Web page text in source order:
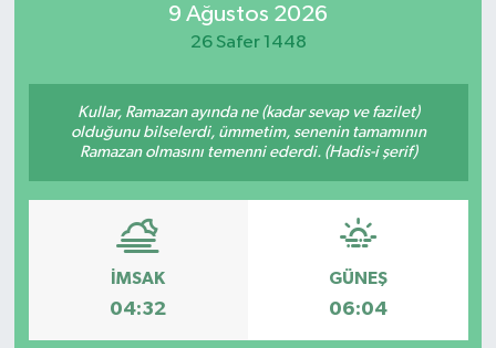
9 Ağustos 2026
26 Safer 1448
Kullar, Ramazan ayında ne (kadar sevap ve fazilet)
olduğunu bilselerdi, ümmetim, senenin tamamının
Ramazan olmasını temenni ederdi. (Hadis-i şerif)
İMSAK
04:32
GÜNEŞ
06:04